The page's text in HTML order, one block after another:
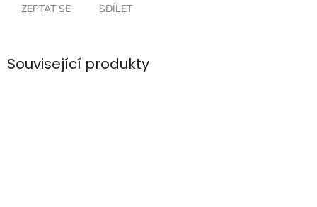
ZEPTAT SE SDÍLET
Související produkty